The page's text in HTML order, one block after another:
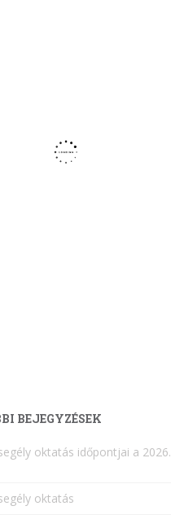
BEJEGYZÉSEK
oktatás időpontjai a 2026.
oktatás